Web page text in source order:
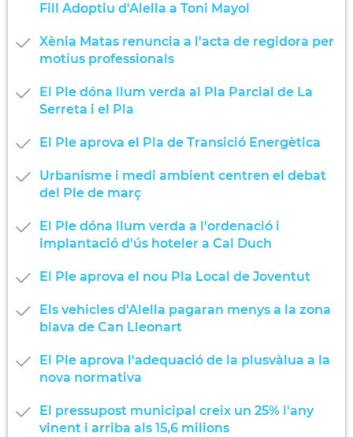
Fill Adoptiu d'Alella a Toni Mayol
Xènia Matas renuncia a l'acta de regidora per
motius professionals
El Ple dóna llum verda al Pla Parcial de La
Serreta i el Pla
El Ple aprova el Pla de Transició Energètica
Urbanisme i medi ambient centren el debat
del Ple de març
El Ple dóna llum verda a l'ordenació i
implantació d'ús hoteler a Cal Duch
El Ple aprova el nou Pla Local de Joventut
Els vehicles d'Alella pagaran menys a la zona
blava de Can Lleonart
El Ple aprova l'adequació de la plusvàlua a la
nova normativa
El pressupost municipal creix un 25% l'any
vinent i arriba als 15,6 milions